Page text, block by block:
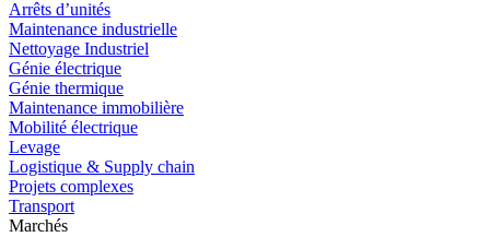
Arrêts d’unités
Maintenance industrielle
Nettoyage Industriel
Génie électrique
Génie thermique
Maintenance immobilière
Mobilité électrique
Levage
Logistique & Supply chain
Projets complexes
Transport
Marchés